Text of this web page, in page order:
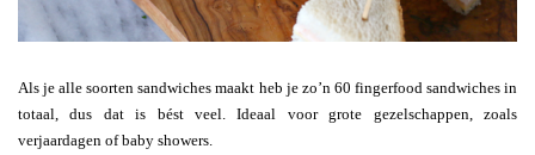
Als je alle soorten sandwiches maakt heb je zo’n 60 fingerfood sandwiches in
totaal, dus dat is bést veel. Ideaal voor grote gezelschappen, zoals
verjaardagen of baby showers.